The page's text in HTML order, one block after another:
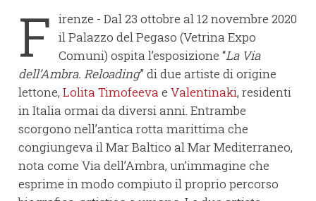
F irenze - Dal 23 ottobre al 12 novembre 2020
il Palazzo del Pegaso (Vetrina Expo
Comuni) ospita l’esposizione “La Via
dell’Ambra. Reloading” di due artiste di origine
lettone, Lolita Timofeeva e Valentinaki, residenti
in Italia ormai da diversi anni. Entrambe
scorgono nell’antica rotta marittima che
congiungeva il Mar Baltico al Mar Mediterraneo,
nota come Via dell’Ambra, un’immagine che
esprime in modo compiuto il proprio percorso